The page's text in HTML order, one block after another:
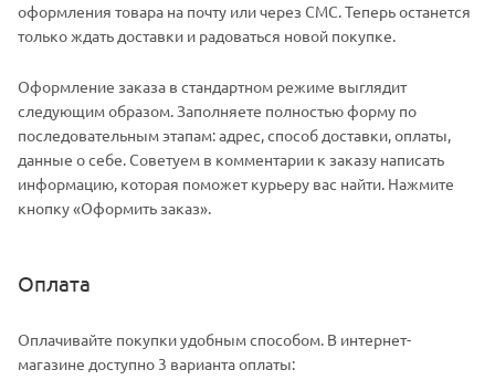
оформления товара на почту или через СМС. Теперь останется
только ждать доставки и радоваться новой покупке.
Оформление заказа в стандартном режиме выглядит
следующим образом. Заполняете полностью форму по
последовательным этапам: адрес, способ доставки, оплаты,
данные о себе. Советуем в комментарии к заказу написать
информацию, которая поможет курьеру вас найти. Нажмите
кнопку «Оформить заказ».
Оплата
Оплачивайте покупки удобным способом. В интернет-
магазине доступно 3 варианта оплаты: